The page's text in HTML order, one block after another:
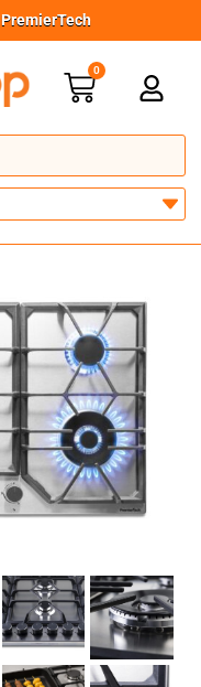
PremierTech
0